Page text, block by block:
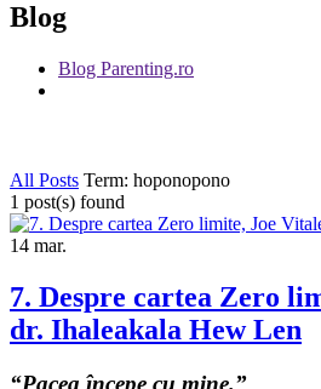
Blog
Blog Parenting.ro
All Posts Term: hoponopono
1 post(s) found
14 mar.
7. Despre cartea Zero
dr. Ihaleakala Hew Len
“Pacea începe cu mine.”